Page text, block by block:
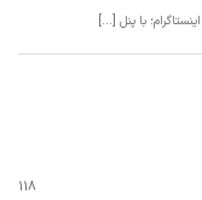
با پنل [...]
118